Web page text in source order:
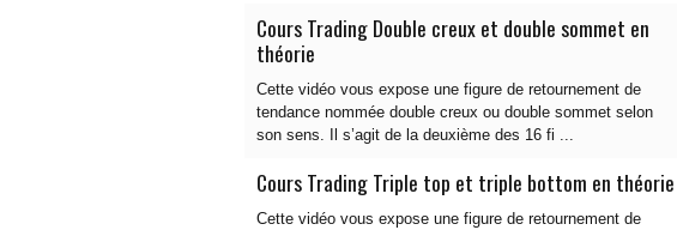
Cours Trading Double creux et double sommet en
théorie
Cette vidéo vous expose une figure de retournement de
tendance nommée double creux ou double sommet selon
son sens. Il s’agit de la deuxième des 16 fi ...
Cours Trading Triple top et triple bottom en théorie
Cette vidéo vous expose une figure de retournement de